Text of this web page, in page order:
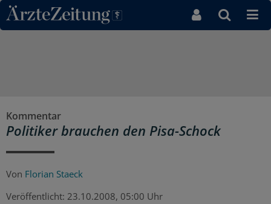
Direkt zum Inhaltsbereich
Kommentar
Politiker brauchen den Pisa-Schock
Von Florian Staeck
Veröffentlicht: 23.10.2008, 05:00 Uhr